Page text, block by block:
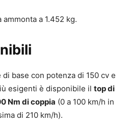
a 1.452 kg.
base con potenza di 150 cv e
esigenti è disponibile il top di
Nm di coppia (0 a 100 km/h in
di 210 km/h).